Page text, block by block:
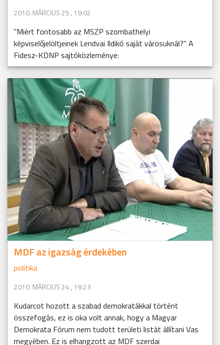
2010. MÁRCIUS 25., 19:02
"Miért fontosabb az MSZP szombathelyi
képviselőjelöltjeinek Lendvai Ildikó saját városuknál?" A
Fidesz-KDNP sajtóközleménye:
MDF az igazság érdekében
politika
2010. MÁRCIUS 24., 19:23
Kudarcot hozott a szabad demokratákkal történt
összefogás, ez is oka volt annak, hogy a Magyar
Demokrata Fórum nem tudott területi listát állítani Vas
megyében. Ez is elhangzott az MDF szerdai